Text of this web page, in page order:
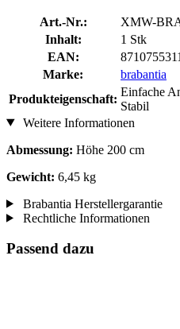
Art.-Nr.:
XMW-
Inhalt:
1 Stk
EAN:
Marke:
brabantia
Produkteigenschaft:
Einfache
Stabil
Weitere Informationen
Abmessung: Höhe 200 cm
Gewicht: 6,45 kg
Brabantia Herstellergarantie
Rechtliche Informationen
Passend dazu